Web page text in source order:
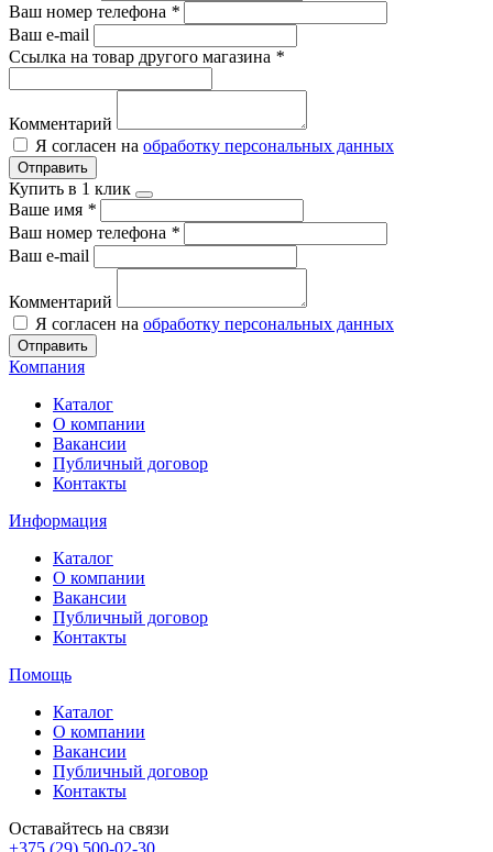
Ваш номер телефона *
Ваш e-mail
Ссылка на товар другого магазина *
Комментарий
Я согласен на обработку персональных данных
Отправить
Купить в 1 клик
Ваше имя *
Ваш номер телефона *
Ваш e-mail
Комментарий
Я согласен на обработку персональных данных
Отправить
Компания
Каталог
О компании
Вакансии
Публичный договор
Контакты
Информация
Каталог
О компании
Вакансии
Публичный договор
Контакты
Помощь
Каталог
О компании
Вакансии
Публичный договор
Контакты
Оставайтесь на связи
+375 (29) 500-02-30